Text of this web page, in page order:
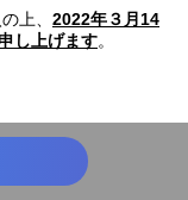
上、 2022年３月14
し上げます。